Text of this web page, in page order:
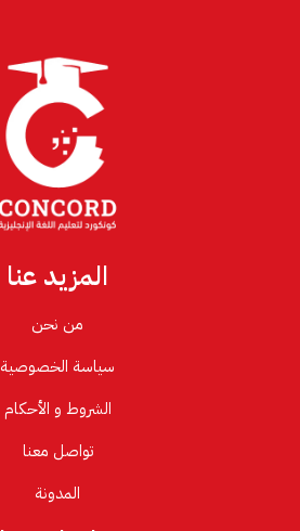
المزيد عنا
من نحن
سياسة الخصوصية
الشروط و الأحكام
تواصل معنا
المدونة